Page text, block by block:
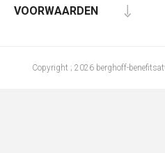
VOORWAARDEN
Copyright ; 2026 berghoff-